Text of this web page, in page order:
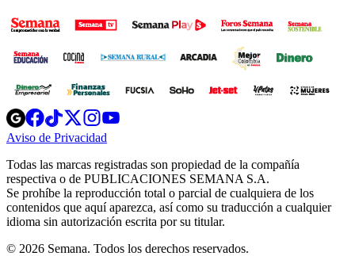
Opens
in
new
Opens
in
new
Opens
in
new
window
Opens
new
windowwindow
Aviso de Privacidad
new
window
Todas las marcas registradas son propiedad de la compañía
respectiva o de PUBLICACIONES SEMANA S.A.
Se prohíbe la reproducción total o parcial de cualquiera de los
contenidos que aquí aparezca, así como su traducción a cualquier
idioma sin autorización escrita por su titular.
© 2026 Semana. Todos los derechos reservados.